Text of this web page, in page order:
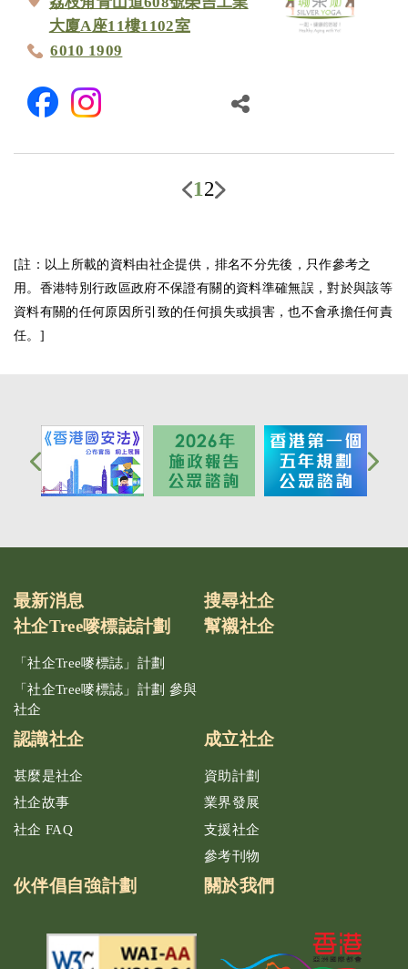
大廈A座11樓1102室
6010 1909
12
[註：以上所載的資料由社企提供，排名不分先後，只作參考之
用。香港特別行政區政府不保證有關的資料準確無誤，對於與該等
資料有關的任何原因所引致的任何損失或損害，也不會承擔任何責
任。]
最新消息
搜尋社企
社企Tree嘜標誌計劃
「社企Tree嘜標誌」計劃
「社企Tree嘜標誌」計劃 參與
社企
幫襯社企
認識社企
甚麼是社企
社企故事
社企 FAQ
成立社企
資助計劃
業界發展
支援社企
參考刊物
伙伴倡自強計劃 關於我們